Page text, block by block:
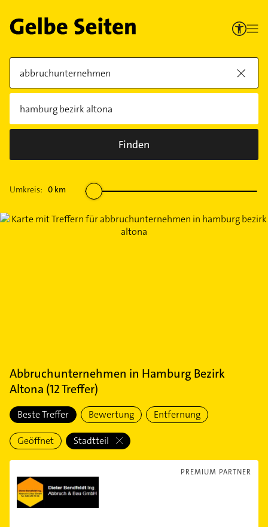
Finden
Umkreis: 0 km
Abbruchunternehmen in Hamburg Bezirk
Altona (12Treffer)
Beste Treffer Bewertung Entfernung
Geöffnet Stadtteil
PREMIUM PARTNER